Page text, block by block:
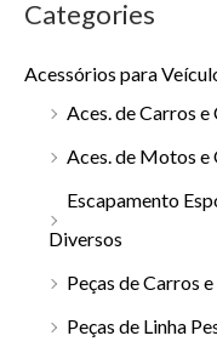
Categories
Acessórios para
Aces. de Carros e
Aces. de Motos
Escapamento
Diversos
Peças de Carros
Peças de Linha